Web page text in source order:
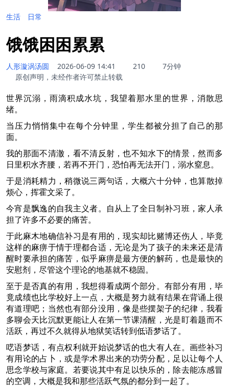
生活 日常
饿饿困困累累
人形漩涡汤圆 2026-06-09 14:41 210
7分钟
原创声明，未经作者许可禁止转载
世界沉溺，雨滴积成水坑，我望着那水里的世界，消散思
绪。
当压力悄悄集中在每个分钟里，学生都被分担了自己的那
面。
我的那面不清澈，看不清反射，也不知水下的情景，然而多
日里积水齐腰，若再不开门，恐怕再无法开门，溺水窒息。
于是消耗精力，稍微说三两句话，大概六十分钟，也算散掉
烦心，挥霍文采了。
今宵是飘逸的自我主义者。自从上了全日制补习班，家人承
担了许多不必要的痛苦。
于此麻木地确信补习是有用的，现实却比赌博还伤人，毕竟
这样的麻痹于情于理都合适，无论是为了孩子的未来还是清
醒时要承担的痛苦，似乎麻痹是最方便的解药，也是最快的
安慰剂，尽管这个理论的地基就不稳固。
至于是否真的有用，我想得看成两个部分。有部分有用，毕
竟成绩也比学校好上一点，大概是努力就有结果在背诵上很
有道理吧；当然也有部分没用，像是些摆架子的纪律，我看
多聊会天比沉默更能让人在第一节课清醒，光是盯着题而不
活跃，再过不久就得从地狱笑话转到低语梦话了。
呓语梦话，有点权利就开始说梦话的也大有人在。画些补习
有用论的占卜，或是学术界出来的功劳分配，足以让每个人
思念学校与家庭。若要说其中有足以快乐的，除去能冻感冒
的空调，大概是我和那些活跃气氛的都分到一起了。